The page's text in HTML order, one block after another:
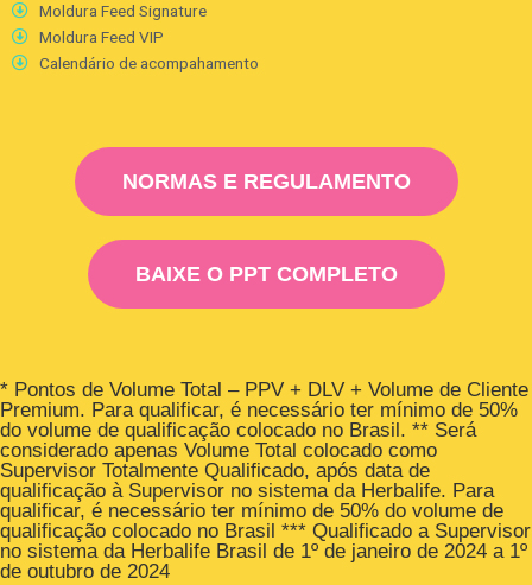
Moldura Feed Signature
Moldura Feed VIP
Calendário de acompahamento
NORMAS E REGULAMENTO
BAIXE O PPT COMPLETO
* Pontos de Volume Total – PPV + DLV + Volume de Cliente
Premium. Para qualificar, é necessário ter mínimo de 50%
do volume de qualificação colocado no Brasil. ** Será
considerado apenas Volume Total colocado como
Supervisor Totalmente Qualificado, após data de
qualificação à Supervisor no sistema da Herbalife. Para
qualificar, é necessário ter mínimo de 50% do volume de
qualificação colocado no Brasil *** Qualificado a Supervisor
no sistema da Herbalife Brasil de 1º de janeiro de 2024 a 1º
de outubro de 2024